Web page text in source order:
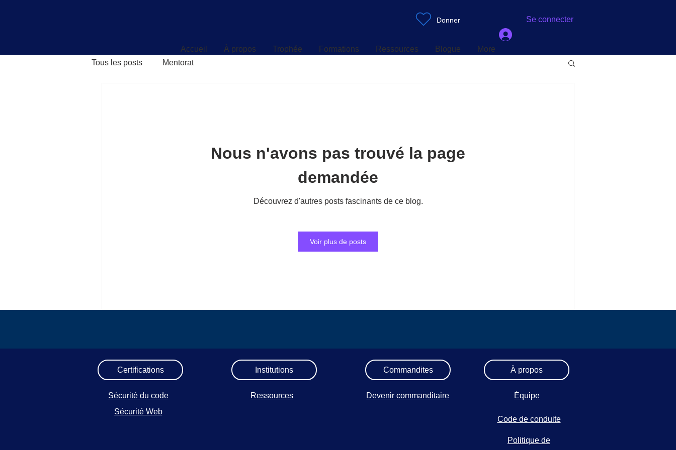
Accueil À propos Trophée Formations Ressources Blogue More
Donner Se connecter
Tous les posts Mentorat
Nous n'avons pas trouvé la page
demandée
Découvrez d'autres posts fascinants de ce blog.
Voir plus de posts
Ressources Blogue
Certifications
Sécurité du code
Sécurité Web
Institutions
Ressources
Commandites
Devenir commanditaire
À propos
Équipe
Code de conduite
Politique de